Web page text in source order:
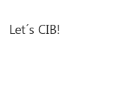
Let´s CIB!